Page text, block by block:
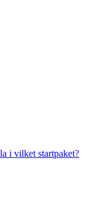
i vilket startpaket?